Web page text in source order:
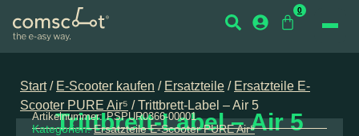
0
Start/ E-Scooter kaufen / Ersatzteile / Ersatzteile E-
Scooter PURE Air⁵ / Trittbrett-Label – Air 5
Trittbrett-Label – Air 5
Artikelnummer: PSPUR0366-00001
Kategorien:Ersatzteile E-Scooter PURE Air⁵